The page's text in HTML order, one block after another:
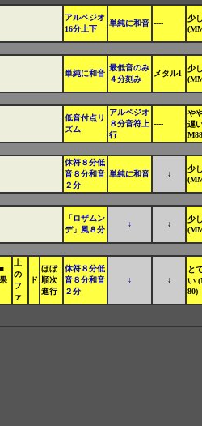
アルペジオ
16分上下
単純に和音 ----
少
単純に和音
最低音のみ
４分刻み
メタル1
少
低音付点リ
ズム
アルペジオ
８分音符上
行
----
や
遅
休符８分低
音８分和音
２分
単純に和音 ↓
少
「ロザムン
デ」風８分
↓ ↓
少
上
の
フ
ァ
ド
ほぼ
順次
進行
休符８分低
音８分和音
２分
↓ ↓
と
い
80)